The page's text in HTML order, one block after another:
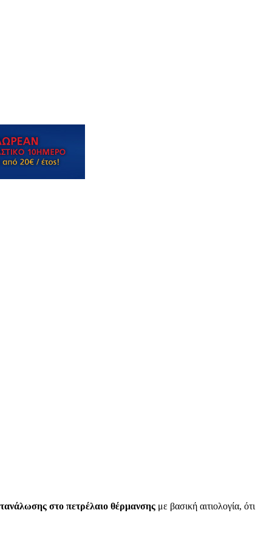
στο πετρέλαιο θέρμανσης με βασική αιτιολογία, ότι